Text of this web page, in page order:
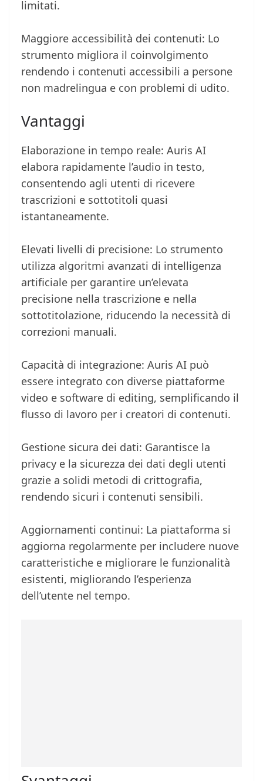
limitati.
Maggiore accessibilità dei contenuti: Lo
strumento migliora il coinvolgimento
rendendo i contenuti accessibili a persone
non madrelingua e con problemi di udito.
Vantaggi
Elaborazione in tempo reale: Auris AI
elabora rapidamente l’audio in testo,
consentendo agli utenti di ricevere
trascrizioni e sottotitoli quasi
istantaneamente.
Elevati livelli di precisione: Lo strumento
utilizza algoritmi avanzati di intelligenza
artificiale per garantire un’elevata
precisione nella trascrizione e nella
sottotitolazione, riducendo la necessità di
correzioni manuali.
Capacità di integrazione: Auris AI può
essere integrato con diverse piattaforme
video e software di editing, semplificando il
flusso di lavoro per i creatori di contenuti.
Gestione sicura dei dati: Garantisce la
privacy e la sicurezza dei dati degli utenti
grazie a solidi metodi di crittografia,
rendendo sicuri i contenuti sensibili.
Aggiornamenti continui: La piattaforma si
aggiorna regolarmente per includere nuove
caratteristiche e migliorare le funzionalità
esistenti, migliorando l’esperienza
dell’utente nel tempo.